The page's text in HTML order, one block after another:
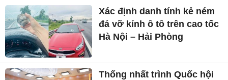
Xác định danh tính kẻ ném
đá vỡ kính ô tô trên cao tốc
Hà Nội – Hải Phòng
Thống nhất trình Quốc hội